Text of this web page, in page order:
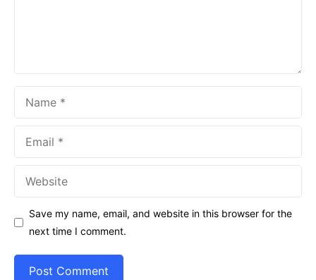
Save my name, email, and website in this browser for the
next time I comment.